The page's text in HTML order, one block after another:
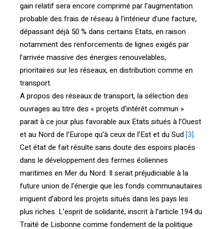
gain relatif sera encore comprimé par l’augmentation
probable des frais de réseau à l’intérieur d’une facture,
dépassant déjà 50 % dans certains Etats, en raison
notamment des renforcements de lignes exigés par
l’arrivée massive des énergies renouvelables,
prioritaires sur les réseaux, en distribution comme en
transport.
A propos des réseaux de transport, la sélection des
ouvrages au titre des « projets d’intérêt commun »
parait à ce jour plus favorable aux Etats situés à l’Ouest
et au Nord de l’Europe qu’à ceux de l’Est et du Sud[3].
Cet état de fait résulte sans doute des espoirs placés
dans le développement des fermes éoliennes
maritimes en Mer du Nord. Il serait préjudiciable à la
future union de l’énergie que les fonds communautaires
irriguent d’abord les projets situés dans les pays les
plus riches. L’esprit de solidarité, inscrit à l’article 194 du
Traité de Lisbonne comme fondement de la politique